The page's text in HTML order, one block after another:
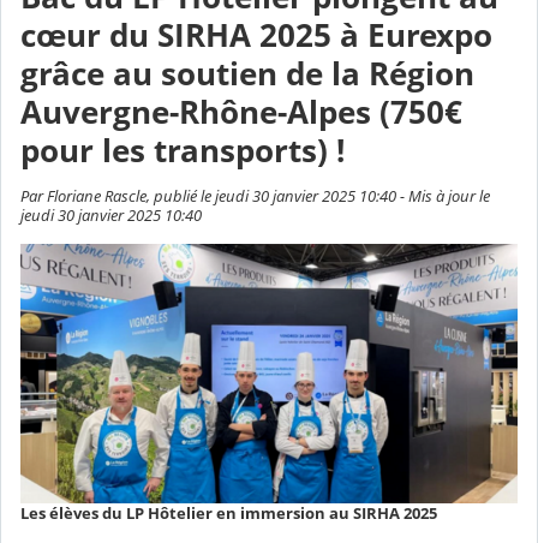
cœur du SIRHA 2025 à Eurexpo
grâce au soutien de la Région
Auvergne-Rhône-Alpes (750€
pour les transports) !
Par Floriane Rascle, publié le jeudi 30 janvier 2025 10:40 - Mis à jour le
jeudi 30 janvier 2025 10:40
Les élèves du LP Hôtelier en immersion au SIRHA 2025